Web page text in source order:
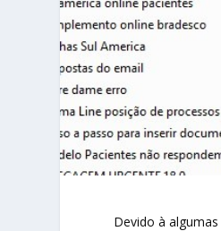
Devido à